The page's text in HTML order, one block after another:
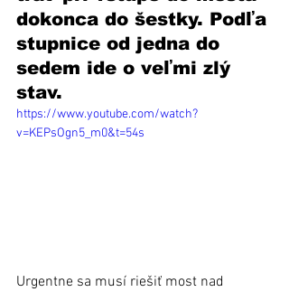
dokonca do šestky. Podľa
stupnice od jedna do
sedem ide o veľmi zlý
stav.
https://www.youtube.com/watch?
v=KEPsOgn5_m0&t=54s
Urgentne sa musí riešiť most nad